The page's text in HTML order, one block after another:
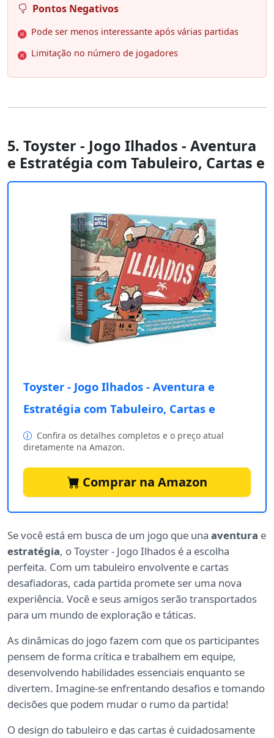
Pontos Negativos
Pode ser menos interessante após várias partidas
Limitação no número de jogadores
5. Toyster - Jogo Ilhados - Aventura
e Estratégia com Tabuleiro, Cartas e
Toyster - Jogo Ilhados - Aventura e
Estratégia com Tabuleiro, Cartas e
Confira os detalhes completos e o preço atual
diretamente na Amazon.
Comprar na Amazon
Se você está em busca de um jogo que una aventura e
estratégia, o Toyster - Jogo Ilhados é a escolha
perfeita. Com um tabuleiro envolvente e cartas
desafiadoras, cada partida promete ser uma nova
experiência. Você e seus amigos serão transportados
para um mundo de exploração e táticas.
As dinâmicas do jogo fazem com que os participantes
pensem de forma crítica e trabalhem em equipe,
desenvolvendo habilidades essenciais enquanto se
divertem. Imagine-se enfrentando desafios e tomando
decisões que podem mudar o rumo da partida!
O design do tabuleiro e das cartas é cuidadosamente